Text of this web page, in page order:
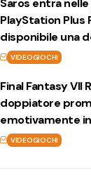
Saros entra
PlayStation Plus
disponibile una
VIDEOGIOCHI
Final Fantasy VII
doppiatore
emotivamente
VIDEOGIOCHI